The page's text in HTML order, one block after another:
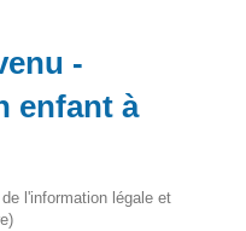
-
enfant à
l'information légale et